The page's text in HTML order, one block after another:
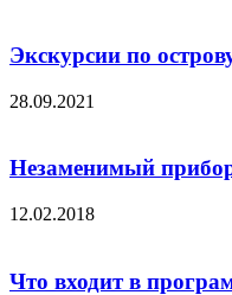
Экскурсии по
28.09.2021
Незаменимый
12.02.2018
Что входит в